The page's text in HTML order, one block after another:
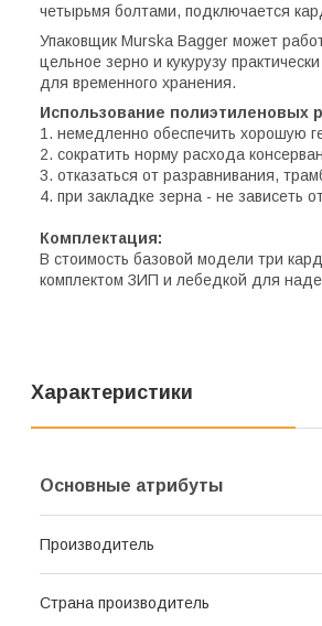
четырьмя болтами, подключается
Упаковщик Murska Bagger может
цельное зерно и кукурузу
для временного хранения.
Использование полиэтиленовых
1. немедленно обеспечить хорошую
2. сократить норму расхода
3. отказаться от разравнивания,
4. при закладке зерна - не зависеть
Комплектация:
В стоимость базовой модели три
комплектом ЗИП и лебедкой для
Характеристики
Основные атрибуты
Производитель
Страна производитель